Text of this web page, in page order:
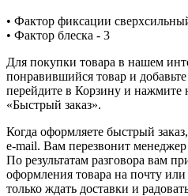
• Фактор фиксации
• Фактор блеска - 3
Для покупки товара в нашем
понравившийся товар и
перейдите в Корзину и нажмите
«Быстрый заказ».
Когда оформляете быстрый
e-mail. Вам перезвонит менеджер
По результатам разговора вам
оформления товара на почту
только ждать доставки и